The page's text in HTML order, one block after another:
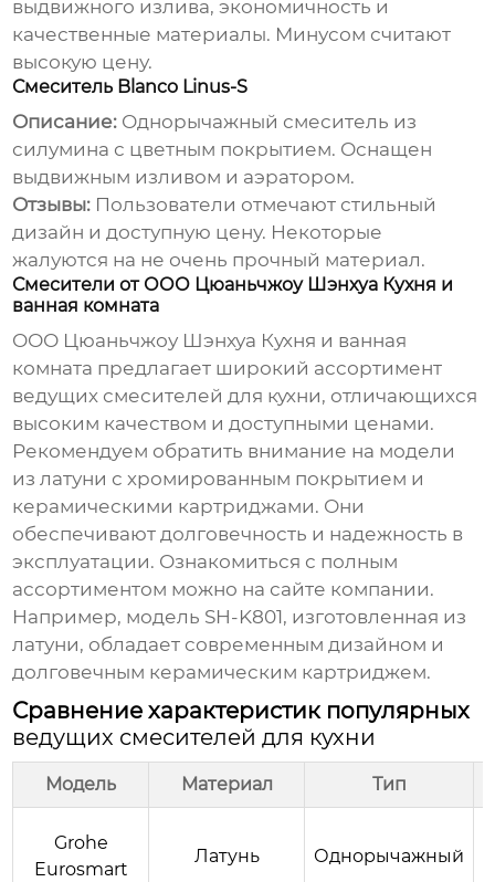
выдвижного излива, экономичность и
качественные материалы. Минусом считают
высокую цену.
Смеситель Blanco Linus-S
Описание: Однорычажный смеситель из
силумина с цветным покрытием. Оснащен
выдвижным изливом и аэратором.
Отзывы: Пользователи отмечают стильный
дизайн и доступную цену. Некоторые
жалуются на не очень прочный материал.
Смесители от ООО Цюаньчжоу Шэнхуа Кухня и
ванная комната
ООО Цюаньчжоу Шэнхуа Кухня и ванная
комната предлагает широкий ассортимент
ведущих смесителей для кухни, отличающихся
высоким качеством и доступными ценами.
Рекомендуем обратить внимание на модели
из латуни с хромированным покрытием и
керамическими картриджами. Они
обеспечивают долговечность и надежность в
эксплуатации. Ознакомиться с полным
ассортиментом можно на сайте компании.
Например, модель SH-K801, изготовленная из
латуни, обладает современным дизайном и
долговечным керамическим картриджем.
Сравнение характеристик популярных
ведущих смесителей для кухни
Модель Материал Тип
Grohe
Eurosmart
Латунь Однорычажный